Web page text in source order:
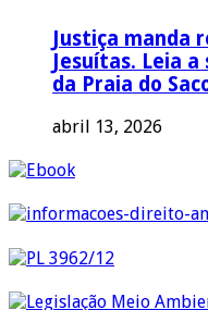
Justiça manda
Jesuítas. Leia
da Praia do
abril 13, 2026